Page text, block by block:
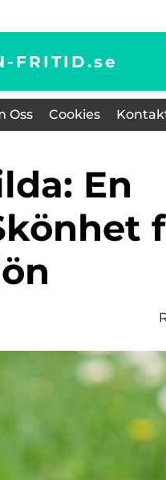
FRITID.se
Oss Cookies